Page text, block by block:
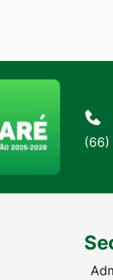
(66)